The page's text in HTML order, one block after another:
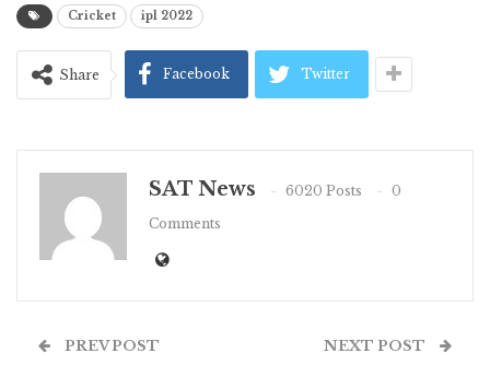
Cricket ipl 2022
Share Facebook Twitter
SAT News 6020 Posts
0
Comments
PREV POST NEXT POST